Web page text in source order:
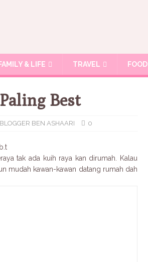
FAMILY & LIFE TRAVEL FOOD
Best
BEN ASHAARI 0
tak ada kuih raya kan dirumah. Kalau
mudah kawan-kawan datang rumah dah